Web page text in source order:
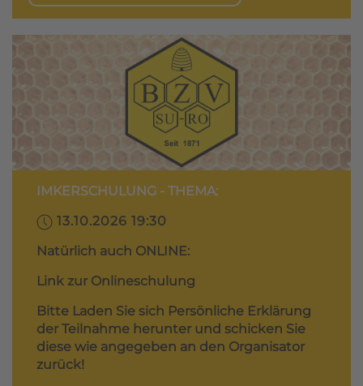
IMKERSCHULUNG - THEMA:
13.10.2026 19:30
Natürlich auch ONLINE:
Link zur Onlineschulung
Bitte Laden Sie sich Persönliche Erklärung
der Teilnahme herunter und schicken Sie
diese wie angegeben an den Organisator
zurück!